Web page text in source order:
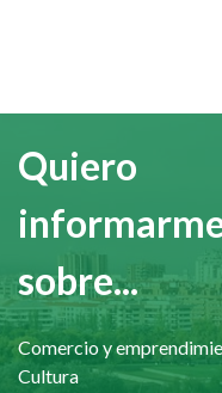
Quiero
sobre...
Comercio y
Cultura